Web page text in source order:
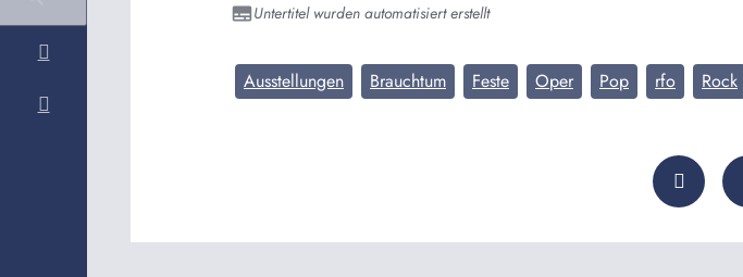
Untertitel wurden automatisiert erstellt
Ausstellungen Brauchtum Feste Oper Pop rfo Rock